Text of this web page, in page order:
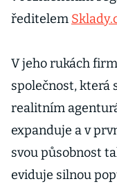
ředitelem
V jeho rukách
společnost, která
realitním
expanduje a v
svou působnost
eviduje silnou